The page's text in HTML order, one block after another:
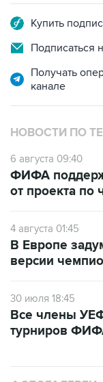
Купить
Подписаться
Получать
канале
НОВОСТИ ПО
6 августа 09:40
ФИФА
от проекта по
4 августа 01:45
В Европе
версии
30 июля 18:45
Все члены
турниров